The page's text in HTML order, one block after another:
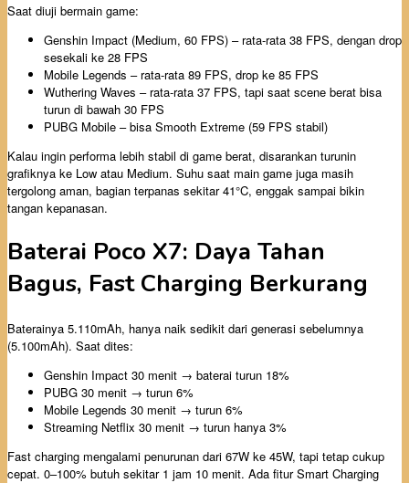
Saat diuji bermain game:
Genshin Impact (Medium, 60 FPS) – rata-rata 38 FPS, dengan drop
sesekali ke 28 FPS
Mobile Legends – rata-rata 89 FPS, drop ke 85 FPS
Wuthering Waves – rata-rata 37 FPS, tapi saat scene berat bisa
turun di bawah 30 FPS
PUBG Mobile – bisa Smooth Extreme (59 FPS stabil)
Kalau ingin performa lebih stabil di game berat, disarankan turunin
grafiknya ke Low atau Medium. Suhu saat main game juga masih
tergolong aman, bagian terpanas sekitar 41°C, enggak sampai bikin
tangan kepanasan.
Baterai Poco X7: Daya Tahan
Bagus, Fast Charging Berkurang
Baterainya 5.110mAh, hanya naik sedikit dari generasi sebelumnya
(5.100mAh). Saat dites:
Genshin Impact 30 menit → baterai turun 18%
PUBG 30 menit → turun 6%
Mobile Legends 30 menit → turun 6%
Streaming Netflix 30 menit → turun hanya 3%
Fast charging mengalami penurunan dari 67W ke 45W, tapi tetap cukup
cepat. 0–100% butuh sekitar 1 jam 10 menit. Ada fitur Smart Charging